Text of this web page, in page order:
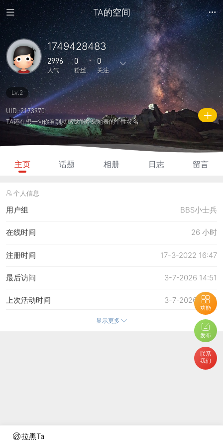
拉黑Ta
TA的空间
功能
发布
联系
我们
1749428483
2996
人气
0
粉丝
0
关注
9
主题
11
回复
0
日志
0
相册
0
好友
0 0
关注
0
说说
2996
人气
210
积分
Lv.2
UID: 2173970
TA还在想一句你看到就感觉能炸裂地表的个性签名
主页 话题 相册 日志 留言
个人信息
用户组 BBS小士兵
26 小时
在线时间
17-3-2022 16:47
注册时间
3-7-2026 14:51
最后访问
3-7-2026 14:51
上次活动时间
31-5-2026 19:43
使用系统默认
显示更多